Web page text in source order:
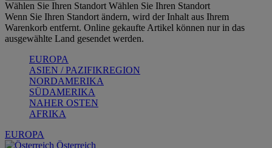
Wählen Sie Ihren Standort Wählen Sie Ihren Standort
Wenn Sie Ihren Standort ändern, wird der Inhalt aus Ihrem
Warenkorb entfernt. Online gekaufte Artikel können nur in das
ausgewählte Land gesendet werden.
EUROPA
ASIEN / PAZIFIKREGION
NORDAMERIKA
SÜDAMERIKA
NAHER OSTEN
AFRIKA
EUROPA
Österreich